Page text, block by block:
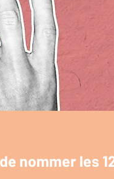
nommer les